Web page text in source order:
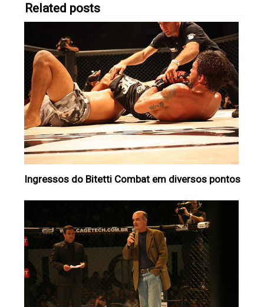
Related posts
Ingressos do Bitetti Combat em diversos pontos